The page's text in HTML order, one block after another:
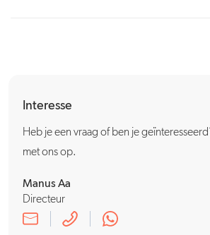
Interesse
Heb je een vraag of ben je
met ons op.
Manus Aa
Directeur